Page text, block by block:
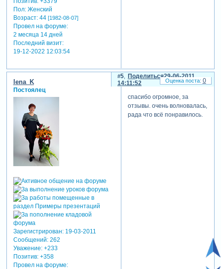
Пол:Женский
Возраст:44 [1982-08-07]
Провел на форуме:
2 месяца 14 дней
Последний визит:
19-12-2022 12:03:54
Поделиться
5
29-06-2011
14:11:52
lena_K
Постоялец
Зарегистрирован: 19-03-2011
Сообщений:262
Уважение: +233
Позитив: +358
Провел на форуме:
спасибо огромное, за
отзывы. очень волновалась,
рада что всё понравилось.
0